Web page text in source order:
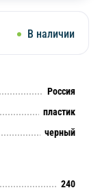
В наличии
Россия
пластик
черный
240